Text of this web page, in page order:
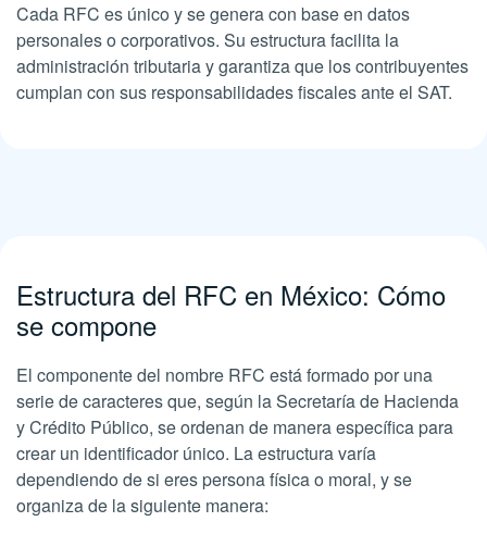
Cada RFC es único y se genera con base en datos
personales o corporativos. Su estructura facilita la
administración tributaria y garantiza que los contribuyentes
cumplan con sus responsabilidades fiscales ante el SAT.
Estructura del RFC en México: Cómo
se compone
El componente del nombre RFC está formado por una
serie de caracteres que, según la Secretaría de Hacienda
y Crédito Público, se ordenan de manera específica para
crear un identificador único. La estructura varía
dependiendo de si eres persona física o moral, y se
organiza de la siguiente manera: